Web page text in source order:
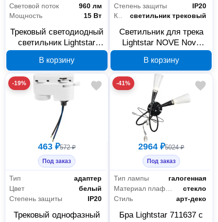
Световой поток
960 лм
Мощность
15 Вт
Трековый светодиодный
светильник Lightstar
В корзину
Степень защиты
IP20
Компоненты трек системы
светильник трековый
Светильник для трека
Lightstar NOVE Nove
В корзину
-19%
463 ₽572 ₽
Под заказ
Тип
адаптер
Цвет
белый
Степень защиты
IP20
Трековый однофазный
-41%
2964 ₽5024 ₽
Под заказ
Тип лампы
галогенная
Материал плафона
стекло
Стиль
арт-деко
Бра Lightstar 711637 с